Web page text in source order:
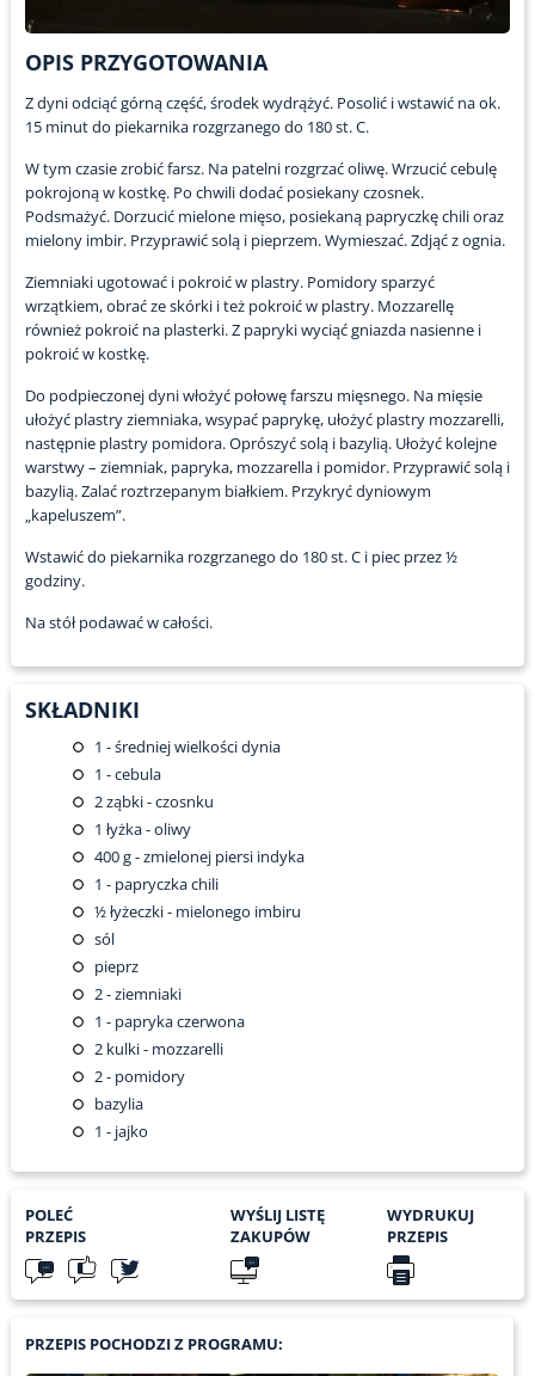
OPIS PRZYGOTOWANIA
Z dyni odciąć górną część, środek wydrążyć. Posolić i wstawić na ok.
15 minut do piekarnika rozgrzanego do 180 st. C.
W tym czasie zrobić farsz. Na patelni rozgrzać oliwę. Wrzucić cebulę
pokrojoną w kostkę. Po chwili dodać posiekany czosnek.
Podsmażyć. Dorzucić mielone mięso, posiekaną papryczkę chili oraz
mielony imbir. Przyprawić solą i pieprzem. Wymieszać. Zdjąć z ognia.
Ziemniaki ugotować i pokroić w plastry. Pomidory sparzyć
wrzątkiem, obrać ze skórki i też pokroić w plastry. Mozzarellę
również pokroić na plasterki. Z papryki wyciąć gniazda nasienne i
pokroić w kostkę.
Do podpieczonej dyni włożyć połowę farszu mięsnego. Na mięsie
ułożyć plastry ziemniaka, wsypać paprykę, ułożyć plastry mozzarelli,
następnie plastry pomidora. Oprószyć solą i bazylią. Ułożyć kolejne
warstwy – ziemniak, papryka, mozzarella i pomidor. Przyprawić solą i
bazylią. Zalać roztrzepanym białkiem. Przykryć dyniowym
„kapeluszem”.
Wstawić do piekarnika rozgrzanego do 180 st. C i piec przez ½
godziny.
Na stół podawać w całości.
SKŁADNIKI
1 - średniej wielkości dynia
1 - cebula
2ząbki - czosnku
1 łyżka - oliwy
400g - zmielonej piersi indyka
1 - papryczka chili
½łyżeczki - mielonego imbiru
sól
pieprz
2- ziemniaki
1 - papryka czerwona
2kulki - mozzarelli
2- pomidory
bazylia
1 - jajko
POLEĆ
PRZEPIS
WYŚLIJ LISTĘ
ZAKUPÓW
WYDRUKUJ
PRZEPIS
PRZEPIS POCHODZI Z PROGRAMU: